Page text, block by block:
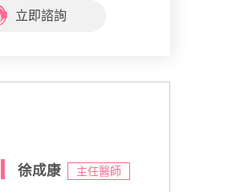
立即諮詢
徐成康 主任醫師